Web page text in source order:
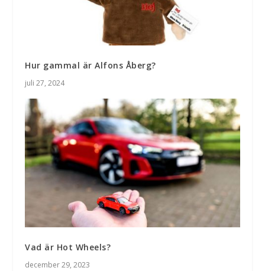
Hur gammal är Alfons Åberg?
juli 27, 2024
Vad är Hot Wheels?
december 29, 2023